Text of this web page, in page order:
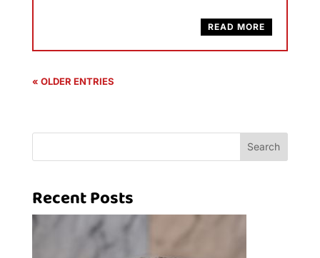
READ MORE
« OLDER ENTRIES
Search
Recent Posts